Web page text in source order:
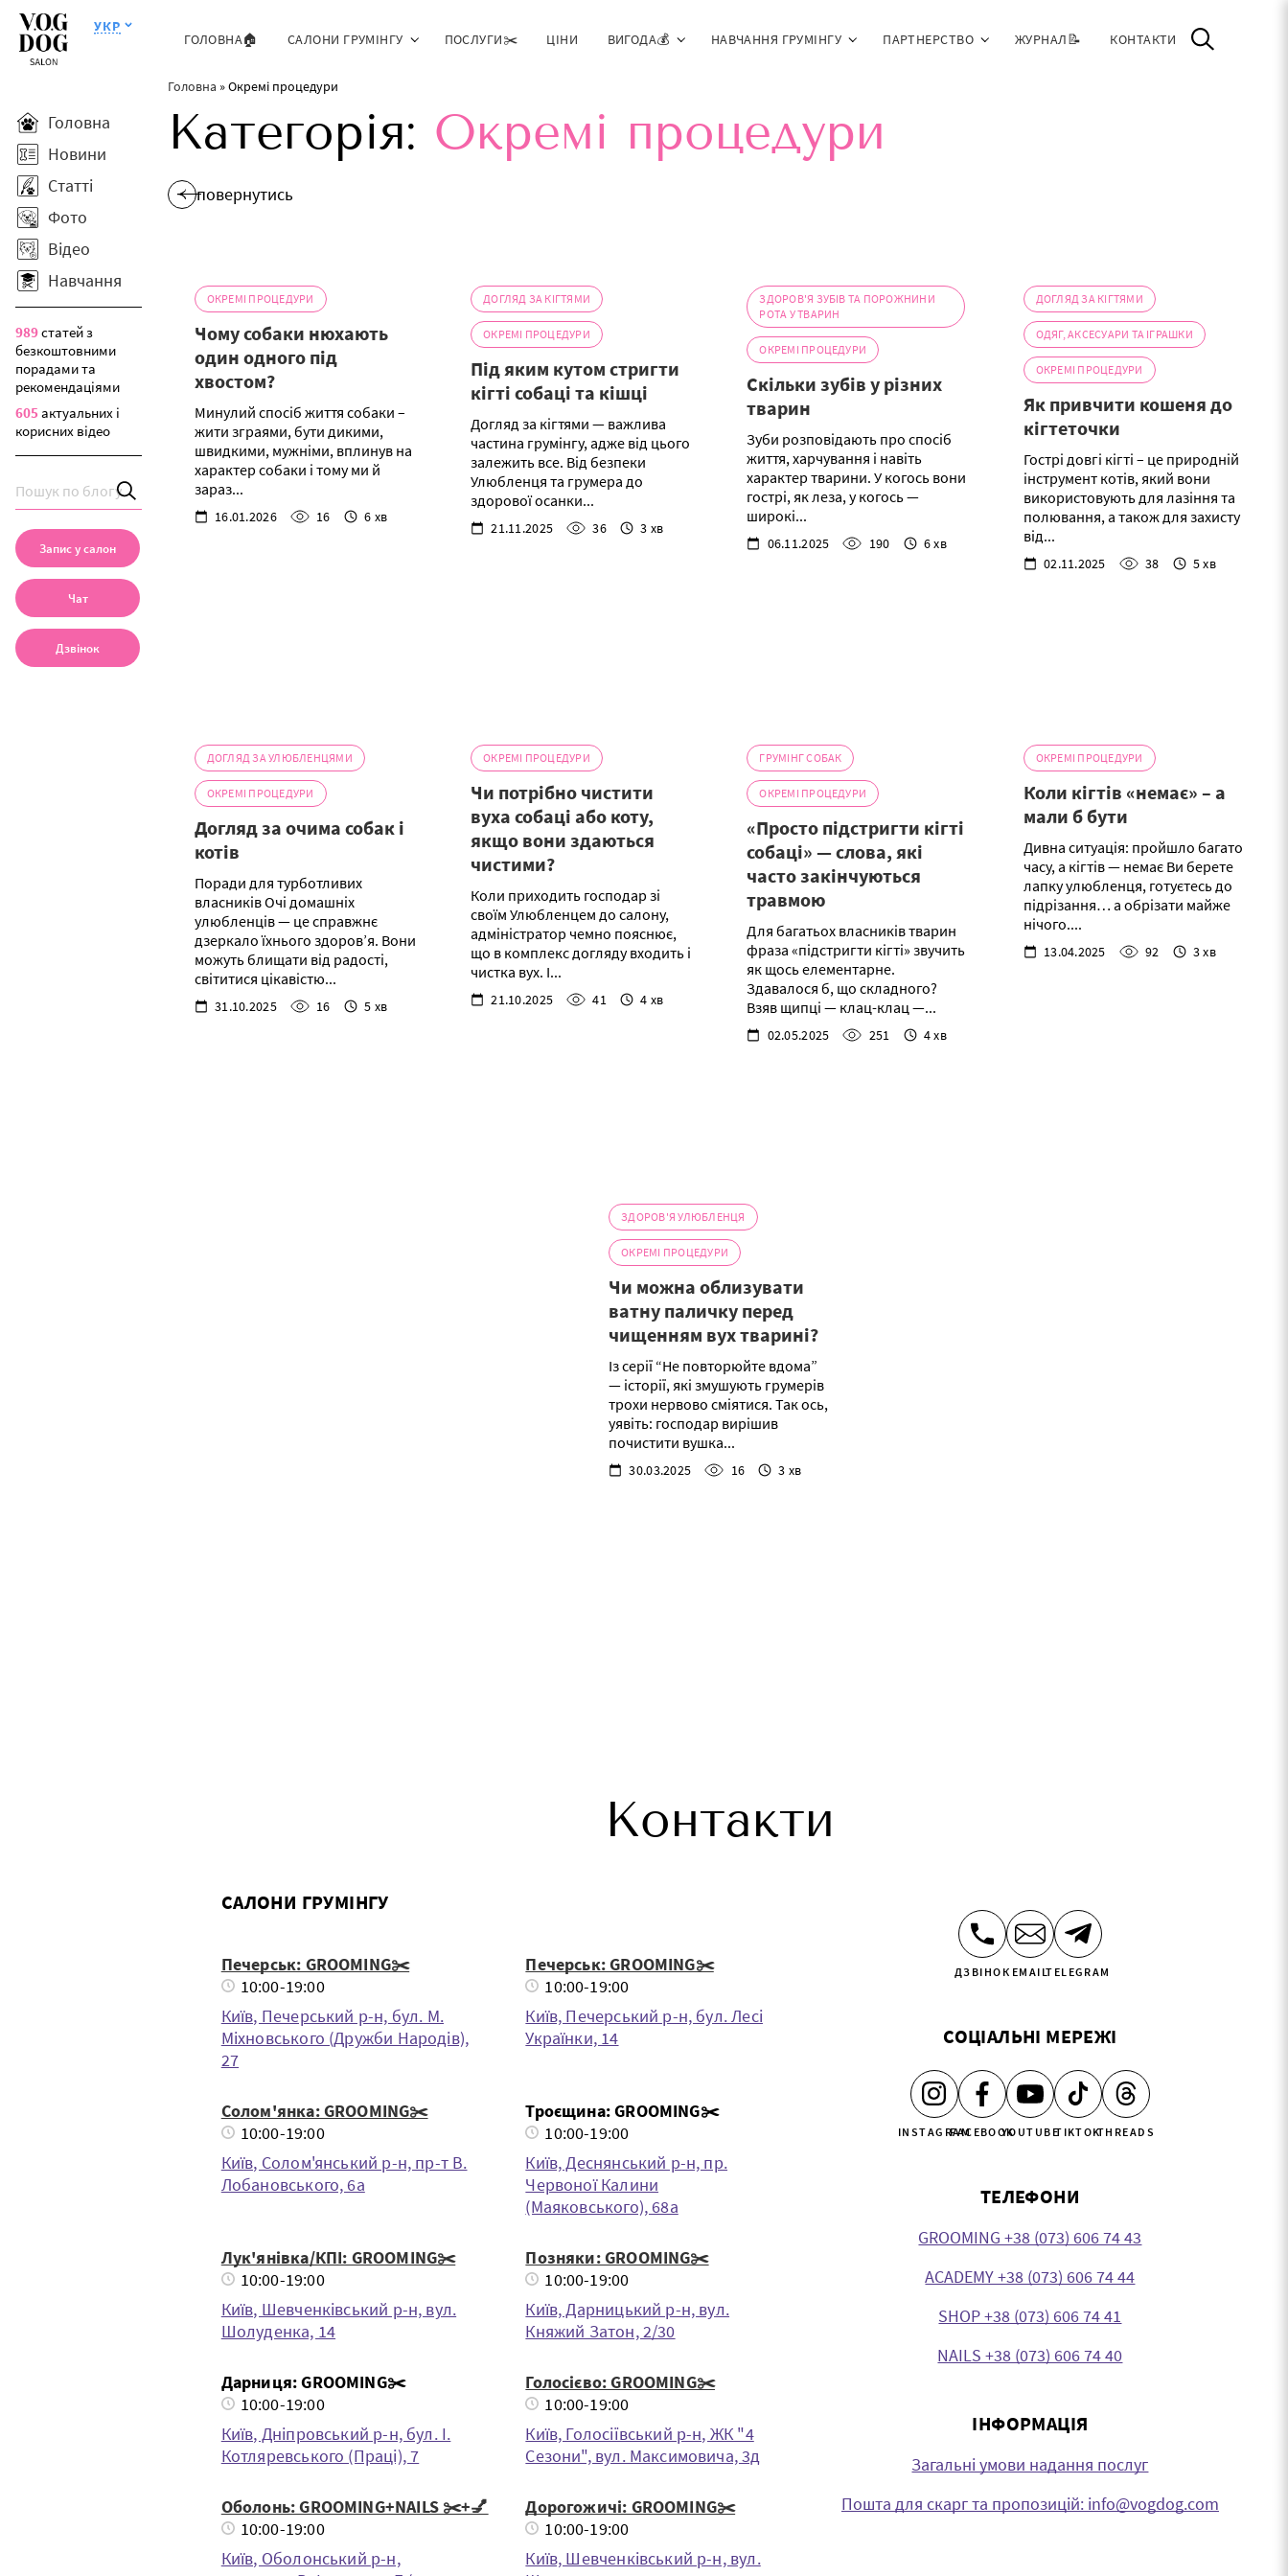
УКР
ГОЛОВНА🏠
САЛОНИ ГРУМІНГУ ПОСЛУГИ✂️ ЦІНИ ВИГОДА💰 НАВЧАННЯ ГРУМІНГУ ПАРТНЕРСТВО ЖУРНАЛ📝 КОНТАКТИ
Головна »Окремі процедури
Головна
Новини
Статті
Фото
Відео
Навчання
989статей з
безкоштовними
порадами та
рекомендаціями
605 актуальних і
корисних відео
Запис у салон
Чат
Дзвінок
Категорія: Окремі процедури
повернутись
ОКРЕМІ ПРОЦЕДУРИ
Чому собаки нюхають
один одного під
хвостом?
Минулий спосіб життя собаки –
жити зграями, бути дикими,
швидкими, мужніми, вплинув на
характер собаки і тому ми й
зараз...
16.01.2026 16 6 хв
ДОГЛЯД ЗА КІГТЯМИ
ОКРЕМІ ПРОЦЕДУРИ
Під яким кутом стригти
кігті собаці та кішці
Догляд за кігтями — важлива
частина грумінгу, адже від цього
залежить все. Від безпеки
Улюбленця та грумера до
здорової осанки...
21.11.2025 36 3 хв
ЗДОРОВ'Я ЗУБІВ ТА ПОРОЖНИНИ
РОТА У ТВАРИН
ОКРЕМІ ПРОЦЕДУРИ
Скільки зубів у різних
тварин
Зуби розповідають про спосіб
життя, харчування і навіть
характер тварини. У когось вони
гострі, як леза, у когось —
широкі...
06.11.2025 190 6 хв
ДОГЛЯД ЗА КІГТЯМИ
ОДЯГ, АКСЕСУАРИ ТА ІГРАШКИ
ОКРЕМІ ПРОЦЕДУРИ
Як привчити кошеня до
кігтеточки
Гострі довгі кігті – це природній
інструмент котів, який вони
використовують для лазіння та
полювання, а також для захисту
від...
02.11.2025 38 5 хв
ДОГЛЯД ЗА УЛЮБЛЕНЦЯМИ
ОКРЕМІ ПРОЦЕДУРИ
Догляд за очима собак і
котів
Поради для турботливих
власників Очі домашніх
улюбленців — це справжнє
дзеркало їхнього здоров’я. Вони
можуть блищати від радості,
світитися цікавістю...
31.10.2025 16 5 хв
ОКРЕМІ ПРОЦЕДУРИ
Чи потрібно чистити
вуха собаці або коту,
якщо вони здаються
чистими?
Коли приходить господар зі
своїм Улюбленцем до салону,
адміністратор чемно пояснює,
що в комплекс догляду входить і
чистка вух. І...
21.10.2025 41 4 хв
ГРУМІНГ СОБАК
ОКРЕМІ ПРОЦЕДУРИ
«Просто підстригти кігті
собаці» — слова, які
часто закінчуються
травмою
Для багатьох власників тварин
фраза «підстригти кігті» звучить
як щось елементарне.
Здавалося б, що складного?
Взяв щипці — клац-клац —...
02.05.2025 251 4 хв
ОКРЕМІ ПРОЦЕДУРИ
Коли кігтів «немає» – а
мали б бути
Дивна ситуація: пройшло багато
часу, а кігтів — немає Ви берете
лапку улюбленця, готуєтесь до
підрізання… а обрізати майже
нічого....
13.04.2025 92 3 хв
ЗДОРОВ'Я УЛЮБЛЕНЦЯ
ОКРЕМІ ПРОЦЕДУРИ
Чи можна облизувати
ватну паличку перед
чищенням вух тварині?
Із серії “Не повторюйте вдома”
— історії, які змушують грумерів
трохи нервово сміятися. Так ось,
уявіть: господар вирішив
почистити вушка...
30.03.2025 16 3 хв
Контакти
САЛОНИ ГРУМІНГУ
Печерськ: GROOMING✂️
10:00-19:00
Київ, Печерський р-н, бул. М.
Міхновського (Дружби Народів),
27
Печерськ: GROOMING✂️
10:00-19:00
Київ, Печерський р-н, бул. Лесі
Українки, 14
Солом'янка: GROOMING✂️
10:00-19:00
Київ, Солом'янський р-н, пр-т В.
Лобановського, 6а
Троєщина: GROOMING✂️
10:00-19:00
Київ, Деснянський р-н, пр.
Червоної Калини
(Маяковського), 68а
Лук'янівка/КПІ: GROOMING✂️
10:00-19:00
Київ, Шевченкiвський р-н, вул.
Шолуденка, 14
Позняки: GROOMING✂️
10:00-19:00
Київ, Дарницький р-н, вул.
Княжий Затон, 2/30
Дарниця: GROOMING✂️
10:00-19:00
Київ, Дніпровський р-н, бул. І.
Котляревського (Праці), 7
Голосієво: GROOMING✂️
10:00-19:00
Київ, Голосіївський р-н, ЖК "4
Сезони", вул. Максимовича, 3д
Оболонь: GROOMING+NAILS ✂️+💅
10:00-19:00
Київ, Оболонський р-н,
Дорогожичі: GROOMING✂️
10:00-19:00
Київ, Шевченкiвський р-н, вул.
ДЗВІНОК EMAILTELEGRAM
СОЦІАЛЬНІ МЕРЕЖІ
INSTAGRAMFACEBOOKYOUTUBETIKTOKTHREADS
ТЕЛЕФОНИ
GROOMING +38 (073) 606 74 43
ACADEMY +38 (073) 606 74 44
SHOP +38 (073) 606 74 41
NAILS +38 (073) 606 74 40
ІНФОРМАЦІЯ
Загальні умови надання послуг
Пошта для скарг та пропозицій: info@vogdog.com